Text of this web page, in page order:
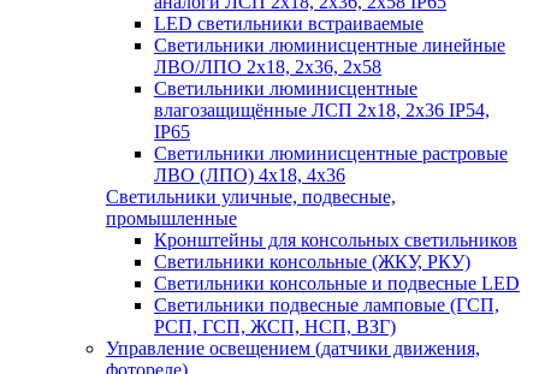
LED светильники встраиваемые
Светильники люминисцентные линейные
ЛВО/ЛПО 2х18, 2х36, 2х58
Светильники люминисцентные
влагозащищённые ЛСП 2х18, 2х36 IP54,
IP65
Светильники люминисцентные растровые
ЛВО (ЛПО) 4х18, 4х36
Светильники уличные, подвесные,
промышленные
Кронштейны для консольных светильников
Светильники консольные (ЖКУ, РКУ)
Светильники консольные и подвесные LED
Светильники подвесные ламповые (ГСП,
РСП, ГСП, ЖСП, НСП, ВЗГ)
Управление освещением (датчики движения,
фотореле)